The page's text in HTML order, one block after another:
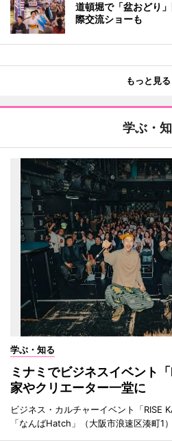
道頓堀で「盆おどり
際交流ショーも
もっと見る
学ぶ・
学ぶ・知る
ミナミでビジネスイベント
家やクリエーター一堂に
ビジネス・カルチャーイベント「RISE
「なんばHatch」（大阪市浪速区湊町1